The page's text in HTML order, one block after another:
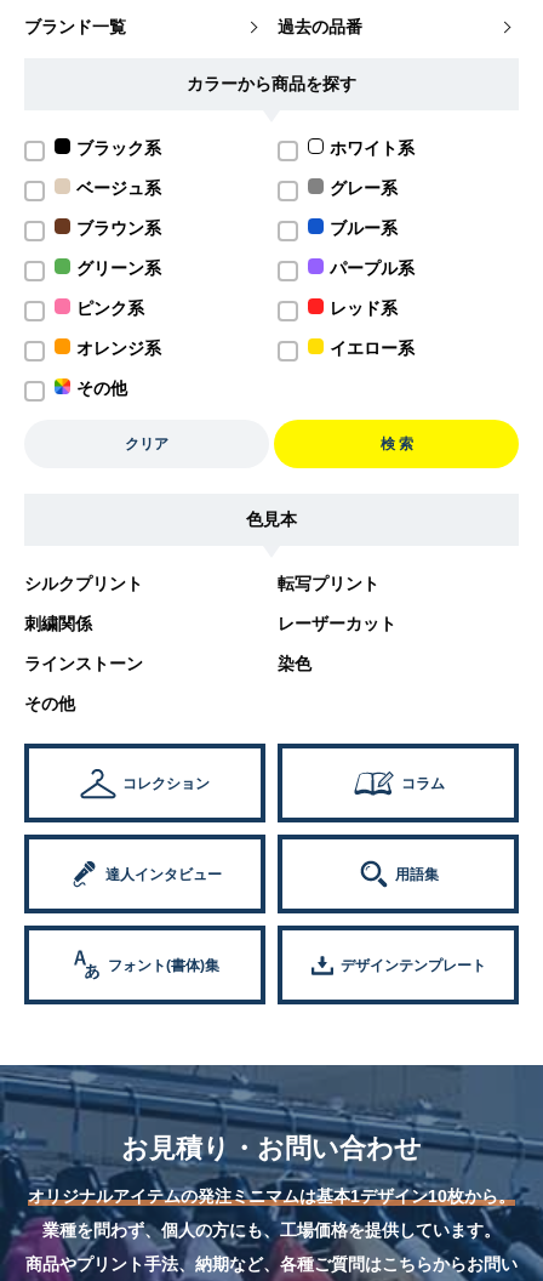
ブランド一覧 過去の品番
カラーから商品を探す
ブラック系 ホワイト系
ベージュ系 グレー系
ブラウン系 ブルー系
グリーン系 パープル系
ピンク系 レッド系
オレンジ系 イエロー系
その他
クリア 検 索
色見本
シルクプリント 転写プリント
刺繍関係 レーザーカット
ラインストーン 染色
その他
コレクション コラム
達人インタビュー 用語集
フォント(書体)集 デザインテンプレート
お見積り・お問い合わせ
オリジナルアイテムの発注ミニマムは基本1デザイン10枚から。
業種を問わず、個人の方にも、工場価格を提供しています。
商品やプリント手法、納期など、各種ご質問はこちらからお問い